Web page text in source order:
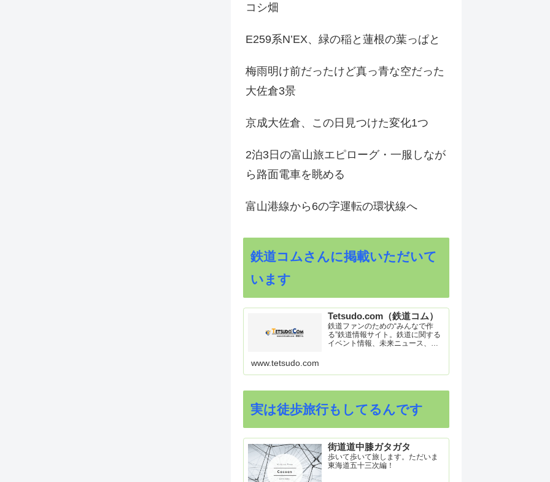
コシ畑
E259系N’EX、緑の稲と蓮根の葉っぱと
梅雨明け前だったけど真っ青な空だった
大佐倉3景
京成大佐倉、この日見つけた変化1つ
2泊3日の富山旅エピローグ・一服しなが
ら路面電車を眺める
富山港線から6の字運転の環状線へ
鉄道コムさんに掲載いただいて
います
Tetsudo.com（鉄道コム）
鉄道ファンのための“みんなで作
る”鉄道情報サイト。鉄道に関する
イベント情報、未来ニュース、車
ク集や、参加型ゲーム「駅つなゲ
www.tetsudo.com
実は徒歩旅行もしてるんです
街道道中膝ガタガタ
歩いて歩いて旅します。ただいま
東海道五十三次編！